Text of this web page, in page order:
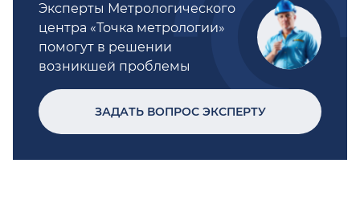
Эксперты Метрологического
центра «Точка метрологии»
помогут в решении
возникшей проблемы
ЗАДАТЬ ВОПРОС ЭКСПЕРТУ